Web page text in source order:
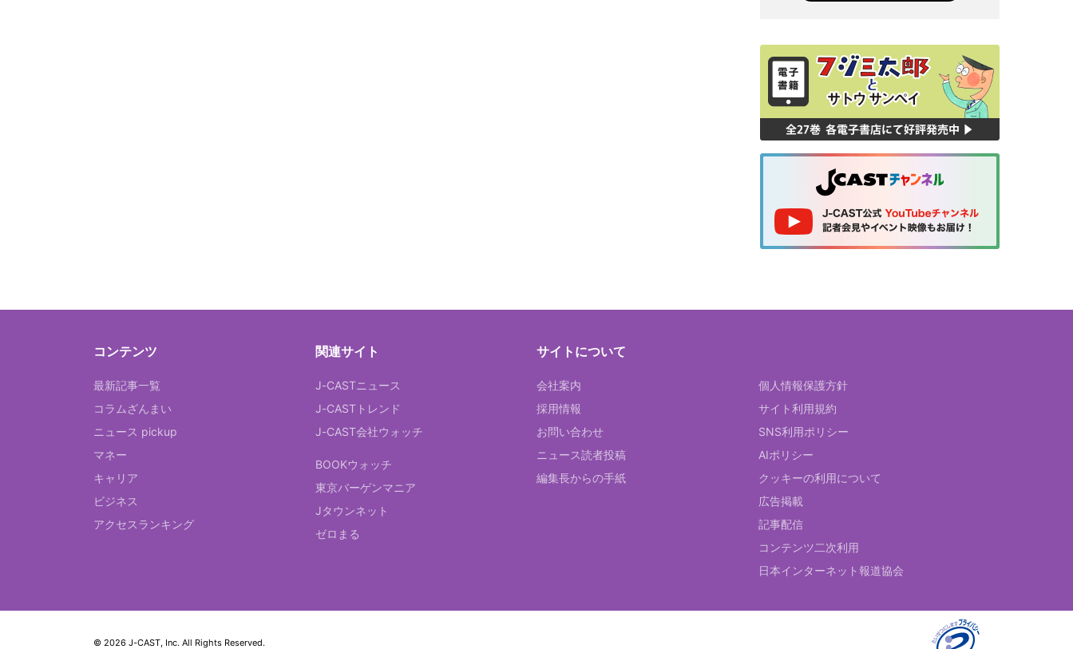
コンテンツ
最新記事一覧
コラムざんまい
ニュース pickup
マネー
キャリア
ビジネス
アクセスランキング
関連サイト
J-CASTニュース
J-CASTトレンド
J-CAST会社ウォッチ
BOOKウォッチ
東京バーゲンマニア
Jタウンネット
ゼロまる
サイトについて
会社案内
採用情報
お問い合わせ
ニュース読者投稿
編集長からの手紙
個人情報保護方針
サイト利用規約
SNS利用ポリシー
AIポリシー
クッキーの利用について
広告掲載
記事配信
コンテンツ二次利用
日本インターネット報道協会
© 2026 J-CAST, Inc. All Rights Reserved.